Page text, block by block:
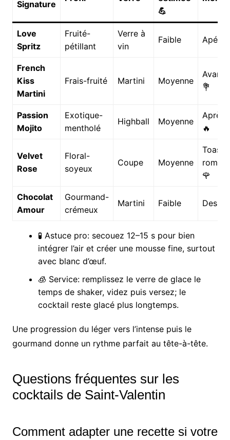
Signature
💪
Love
Spritz
Fruité-
pétillant
Verre à
vin
Faible
French
Kiss
Martini
Frais-fruité Martini Moyenne
💐
Passion
Mojito
Exotique-
mentholé
Highball Moyenne
🔥
Velvet
Rose
Floral-
soyeux
Coupe Moyenne
Toast
🌹
Chocolat
Amour
Gourmand-
crémeux
Martini Faible
🧪 Astuce pro: secouez 12–15 s pour bien
intégrer l’air et créer une mousse fine, surtout
avec blanc d’œuf.
🧊 Service: remplissez le verre de glace le
temps de shaker, videz puis versez; le
cocktail reste glacé plus longtemps.
Une progression du léger vers l’intense puis le
gourmand donne un rythme parfait au tête-à-tête.
Questions fréquentes sur les
cocktails de Saint-Valentin
Comment adapter une recette si votre